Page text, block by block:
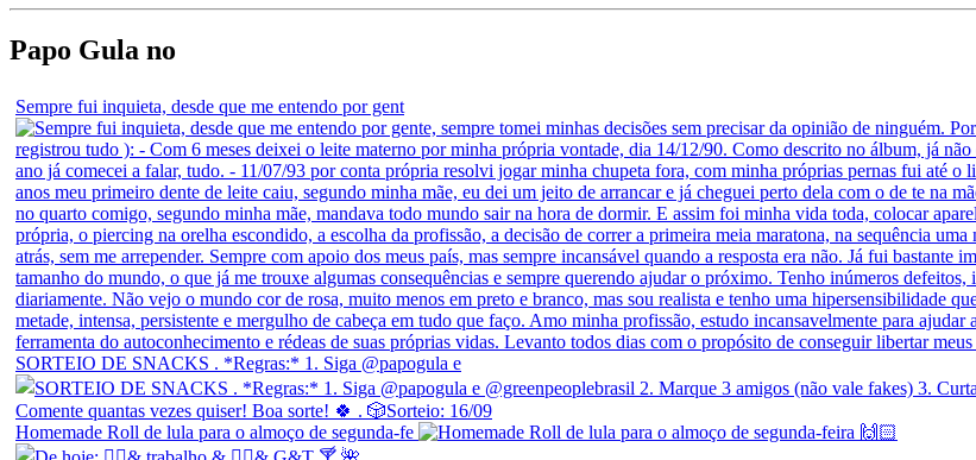
Papo Gula no
Sempre fui inquieta, desde que me entendo por gent
SORTEIO DE SNACKS . *Regras:* 1. Siga @papogula e
Homemade Roll de lula para o almoço de segunda-fe